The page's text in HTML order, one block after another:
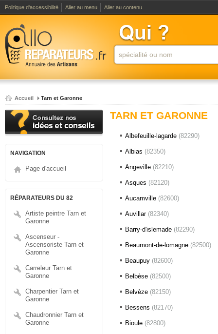
Politique d'accessibilité Aller au menu Aller au contenu
Accueil Tarn et Garonne
NAVIGATION
Page d'accueil
RÉPARATEURS DU 82
Artiste peintre Tarn et
Garonne
Ascenseur -
Ascensoriste Tarn et
Garonne
Carreleur Tarn et
Garonne
Charpentier Tarn et
Garonne
Chaudronnier Tarn et
Garonne
TARN ET GARONNE
Albefeuille-lagarde (82290)
Albias (82350)
Angeville (82210)
Asques (82120)
Aucamville (82600)
Auvillar (82340)
Barry-d'islemade (82290)
Beaumont-de-lomagne (82500)
Beaupuy (82600)
Belbèse (82500)
Belvèze (82150)
Bessens (82170)
Bioule (82800)